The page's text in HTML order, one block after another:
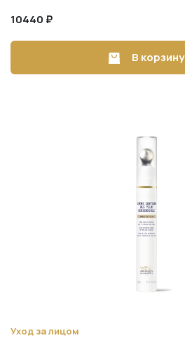
10440 ₽
В корзину
Уход за лицом